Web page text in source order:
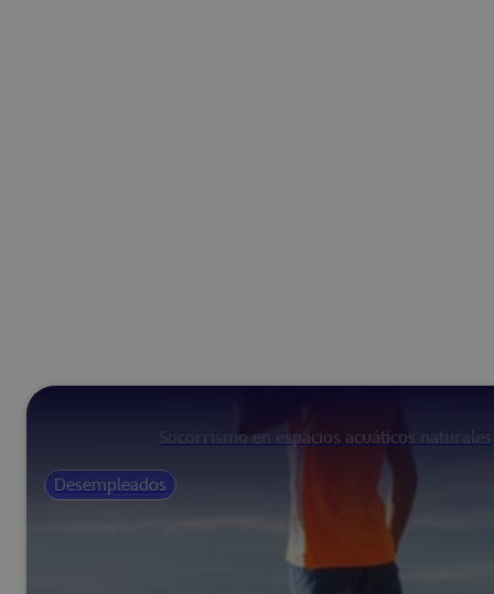
Socorrismo en espacios acuáticos naturales
Desempleados